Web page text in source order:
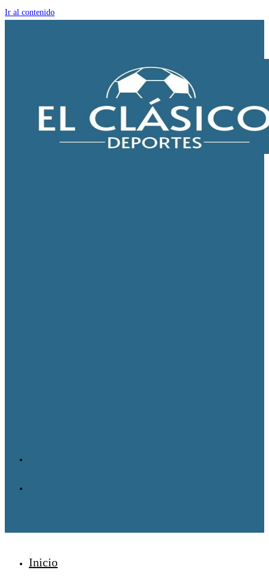
Ir al contenido
Inicio